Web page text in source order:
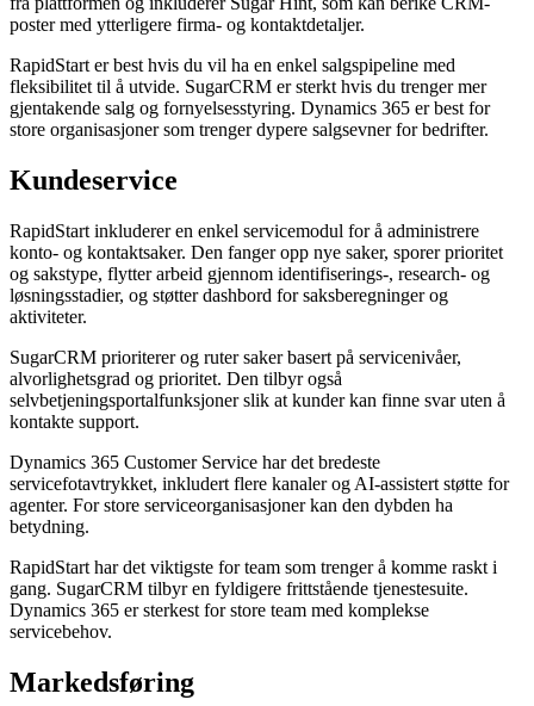
poster med ytterligere firma- og kontaktdetaljer.
RapidStart er best hvis du vil ha en enkel salgspipeline med
fleksibilitet til å utvide. SugarCRM er sterkt hvis du trenger mer
gjentakende salg og fornyelsesstyring. Dynamics 365 er best for
store organisasjoner som trenger dypere salgsevner for bedrifter.
Kundeservice
RapidStart inkluderer en enkel servicemodul for å administrere
konto- og kontaktsaker. Den fanger opp nye saker, sporer prioritet
og sakstype, flytter arbeid gjennom identifiserings-, research- og
løsningsstadier, og støtter dashbord for saksberegninger og
aktiviteter.
SugarCRM prioriterer og ruter saker basert på servicenivåer,
alvorlighetsgrad og prioritet. Den tilbyr også
selvbetjeningsportalfunksjoner slik at kunder kan finne svar uten å
kontakte support.
Dynamics 365 Customer Service har det bredeste
servicefotavtrykket, inkludert flere kanaler og AI-assistert støtte for
agenter. For store serviceorganisasjoner kan den dybden ha
betydning.
RapidStart har det viktigste for team som trenger å komme raskt i
gang. SugarCRM tilbyr en fyldigere frittstående tjenestesuite.
Dynamics 365 er sterkest for store team med komplekse
servicebehov.
Markedsføring